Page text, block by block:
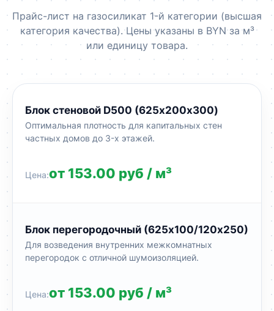
Прайс-лист на газосиликат 1-й категории (высшая
категория качества). Цены указаны в BYN за м³
или единицу товара.
Блок стеновой D500 (625х200х300)
Оптимальная плотность для капитальных стен
частных домов до 3-х этажей.
от 153.00 руб / м³
Блок перегородочный (625х100/120х250)
Для возведения внутренних межкомнатных
перегородок с отличной шумоизоляцией.
от 153.00 руб / м³